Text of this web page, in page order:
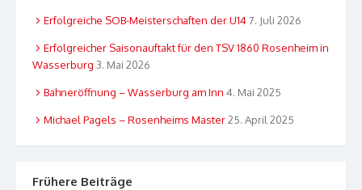
Erfolgreiche SOB-Meisterschaften der U14 7. Juli 2026
Erfolgreicher Saisonauftakt für den TSV 1860 Rosenheim in
Wasserburg 3. Mai 2026
Bahneröffnung – Wasserburg am Inn 4. Mai 2025
Michael Pagels – Rosenheims Master25. April 2025
Frühere Beiträge